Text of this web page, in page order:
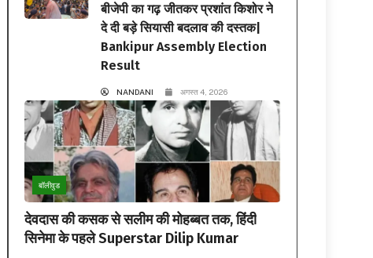
बीजेपी का गढ़ जीतकर प्रशांत किशोर ने
दे दी बड़े सियासी बदलाव की दस्तक|
Bankipur Assembly Election
Result
NANDANI अगस्त 4, 2026
बॉलीवुड
देवदास की कसक से सलीम की मोहब्बत तक, हिंदी
सिनेमा के पहले Superstar Dilip Kumar